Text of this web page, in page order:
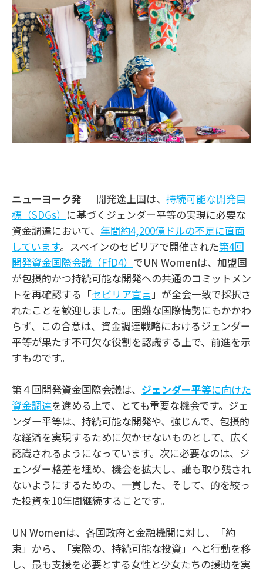
ニューヨーク発 — 開発途上国は、 持続可能な開発目
標（SDGs） に基づくジェンダー平等の実現に必要な
資金調達において、 年間約4,200億ドルの不足に直面
しています。スペインのセビリアで開催された第4回
開発資金国際会議（FfD4） でUN Womenは、加盟国
が包摂的かつ持続可能な開発への共通のコミットメン
トを再確認する「セビリア宣言」が全会一致で採択さ
れたことを歓迎しました。困難な国際情勢にもかかわ
らず、この合意は、資金調達戦略におけるジェンダー
平等が果たす不可欠な役割を認識する上で、前進を示
すものです。
第４回開発資金国際会議は、 ジェンダー平等に向けた
資金調達を進める上で、とても重要な機会です。ジェ
ンダー平等は、持続可能な開発や、強じんで、包摂的
な経済を実現するために欠かせないものとして、広く
認識されるようになっています。次に必要なのは、ジ
ェンダー格差を埋め、機会を拡大し、誰も取り残され
ないようにするための、一貫した、そして、的を絞っ
た投資を10年間継続することです。
UN Womenは、各国政府と金融機関に対し、「約
束」から、「実際の、持続可能な投資」へと行動を移
し、最も支援を必要とする女性と少女たちの援助を実